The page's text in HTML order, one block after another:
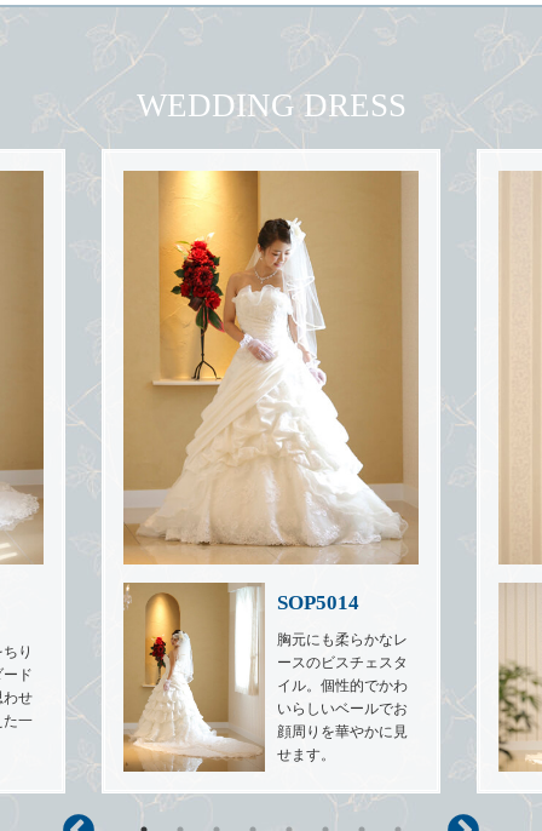
WEDDING DRESS
り
ド
わせ
た一
SOP5014
胸元にも柔らかなレ
ースのビスチェスタ
イル。個性的でかわ
いらしいベールでお
顔周りを華やかに見
せます。